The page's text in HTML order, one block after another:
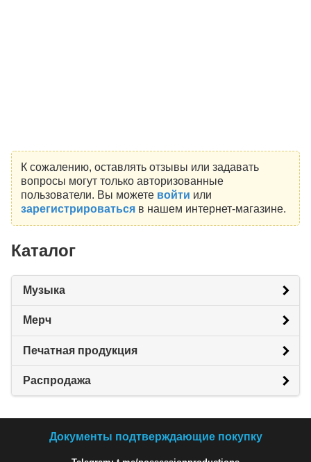
К сожалению, оставлять отзывы или задавать
вопросы могут только авторизованные
пользователи. Вы можете войти или
зарегистрироватьсяв нашем интернет-магазине.
Каталог
Музыка
Мерч
Печатная продукция
Распродажа
Документы подтверждающие покупку